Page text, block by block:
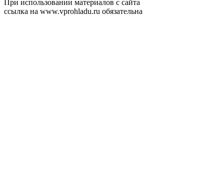
При использовании материалов с сайта
ссылка на www.vprohladu.ru обязательна